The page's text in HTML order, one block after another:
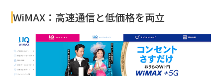
WiMAX：高速通信と低価格を両立